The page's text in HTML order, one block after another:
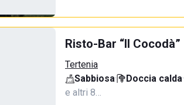
Risto-Bar “Il Cocodà”
Tertenia
Sabbiosa· Doccia calda·
e altri 8…